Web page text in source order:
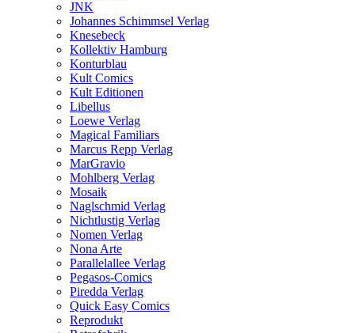
JNK
Johannes Schimmsel Verlag
Knesebeck
Kollektiv Hamburg
Konturblau
Kult Comics
Kult Editionen
Libellus
Loewe Verlag
Magical Familiars
Marcus Repp Verlag
MarGravio
Mohlberg Verlag
Mosaik
Naglschmid Verlag
Nichtlustig Verlag
Nomen Verlag
Nona Arte
Parallelallee Verlag
Pegasos-Comics
Piredda Verlag
Quick Easy Comics
Reprodukt